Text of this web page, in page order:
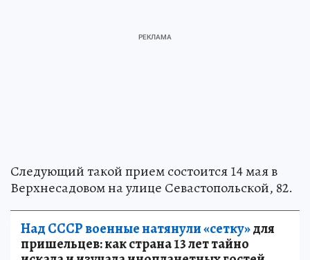
Следующий такой прием состоится 14 мая в
Верхнесадовом на улице Севастопольской, 82.
Над СССР военные натянули «сетку»для
пришельцев: как страна 13 лет тайно